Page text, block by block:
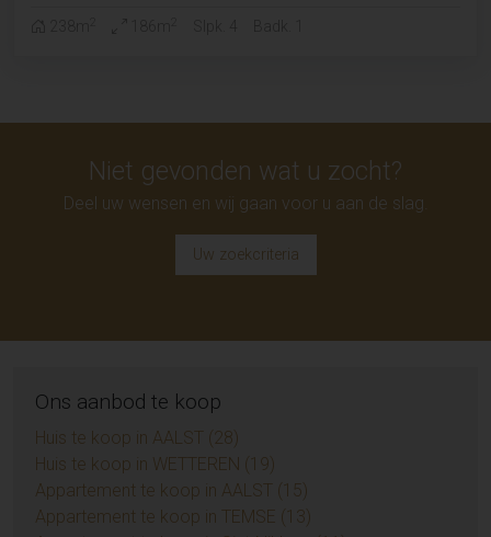
Niet gevonden wat u zocht?
Deel uw wensen en wij gaan voor u aan de slag.
Uw zoekcriteria
Ons aanbod te koop
Huis te koop in AALST (28)
Huis te koop in WETTEREN (19)
Appartement te koop in AALST (15)
Appartement te koop in TEMSE (13)